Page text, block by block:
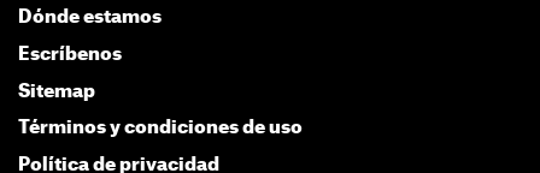
Dónde estamos
Escríbenos
Sitemap
Términos y condiciones de uso
Política de privacidad